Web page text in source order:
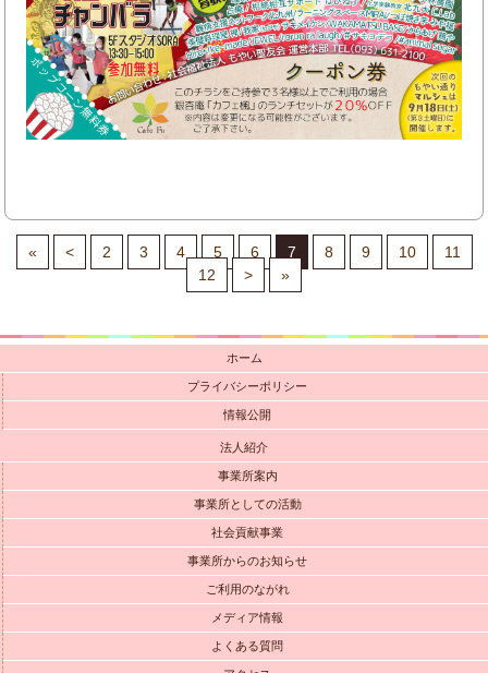
« < 2 3 4 5 6 7 8 9 10
11
12
> »
ホーム
プライバシーポリシー
情報公開
法人紹介
事業所案内
事業所としての活動
社会貢献事業
事業所からのお知らせ
ご利用のながれ
メディア情報
よくある質問